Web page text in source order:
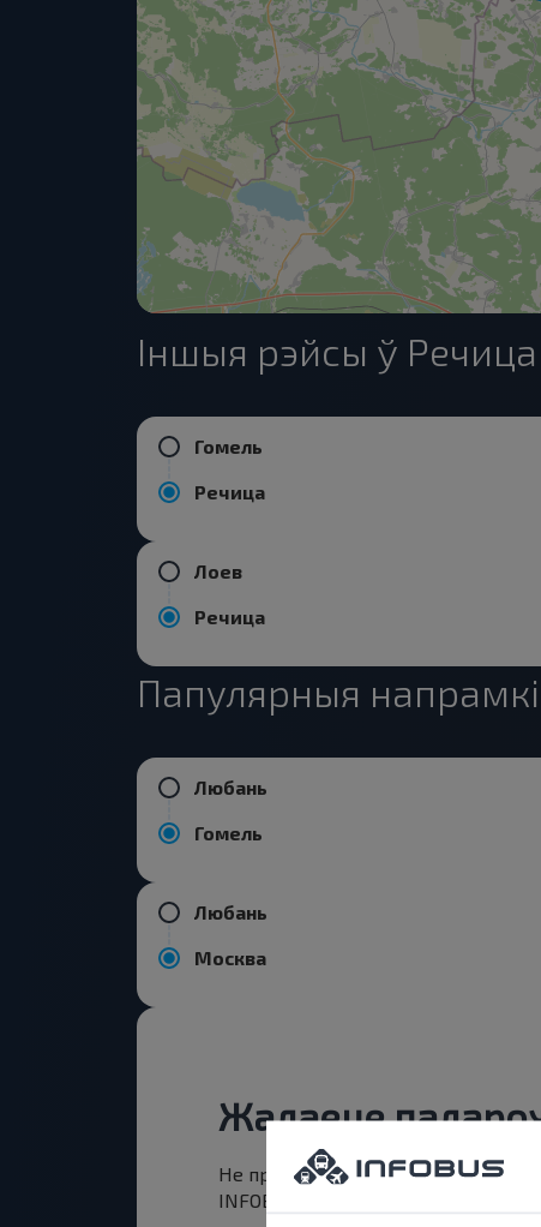
Іншыя рэйсы ў Речица
Гомель
Речица
Лоев
Речица
Папулярныя
Любань
Гомель
Любань
Москва
Жадаеце
Не прапусці спецыяльныя акцыі,
INFOBUS. Падпішыся на атрыманне